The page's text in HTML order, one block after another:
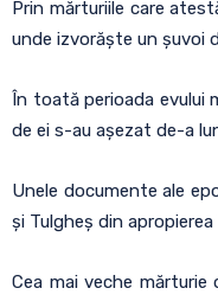
Prin mărturiile care
unde izvorăşte un şuvoi
În toată perioada evului
de ei s-au aşezat de-a
Unele documente ale
şi Tulgheş din
Cea mai veche